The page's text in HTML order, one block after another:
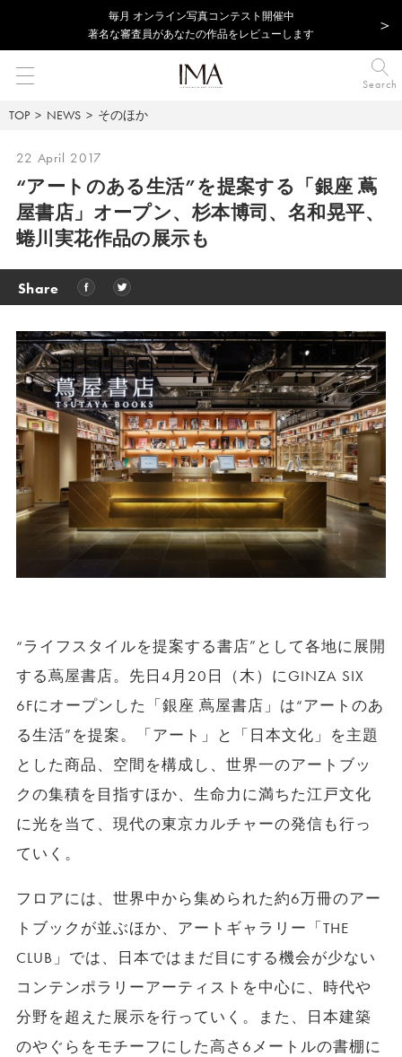
毎⽉ オンライン写真コンテスト開催中
著名な審査員があなたの作品をレビューします
Search
TOP NEWS そのほか
22 April 2017
“アートのある生活”を提案する「銀座 蔦
屋書店」オープン、杉本博司、名和晃平、
蜷川実花作品の展示も
Share
“ライフスタイルを提案する書店”として各地に展開
する蔦屋書店。先日4月20日（木）にGINZA SIX
6Fにオープンした「銀座 蔦屋書店」は“アートのあ
る生活”を提案。「アート」と「日本文化」を主題
とした商品、空間を構成し、世界一のアートブッ
クの集積を目指すほか、生命力に満ちた江戸文化
に光を当て、現代の東京カルチャーの発信も行っ
ていく。
フロアには、世界中から集められた約6万冊のアー
トブックが並ぶほか、アートギャラリー「THE
CLUB」では、日本ではまだ目にする機会が少ない
コンテンポラリーアーティストを中心に、時代や
分野を超えた展示を行っていく。また、日本建築
のやぐらをモチーフにした高さ6メートルの書棚に